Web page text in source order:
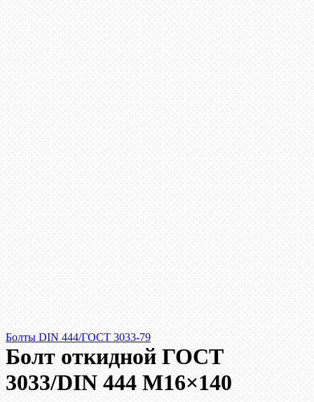
Болты DIN 444/ГОСТ 3033-79
Болт откидной ГОСТ
3033/DIN 444 М16×140